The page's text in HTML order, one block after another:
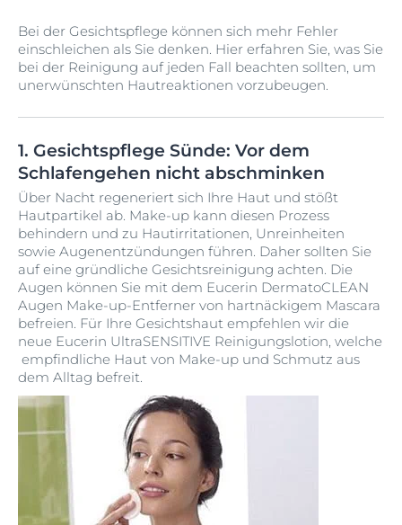
Bei der Gesichtspflege können sich mehr Fehler
einschleichen als Sie denken. Hier erfahren Sie, was Sie
bei der Reinigung auf jeden Fall beachten sollten, um
unerwünschten Hautreaktionen vorzubeugen.
1. Gesichtspflege Sünde: Vor dem
Schlafengehen nicht abschminken
Über Nacht regeneriert sich Ihre Haut und stößt
Hautpartikel ab. Make-up kann diesen Prozess
behindern und zu Hautirritationen, Unreinheiten
sowie Augenentzündungen führen. Daher sollten Sie
auf eine gründliche Gesichtsreinigung achten. Die
Augen können Sie mit dem Eucerin DermatoCLEAN
Augen Make-up-Entferner von hartnäckigem Mascara
befreien. Für Ihre Gesichtshaut empfehlen wir die
neue Eucerin UltraSENSITIVE Reinigungslotion, welche
empfindliche Haut von Make-up und Schmutz aus
dem Alltag befreit.